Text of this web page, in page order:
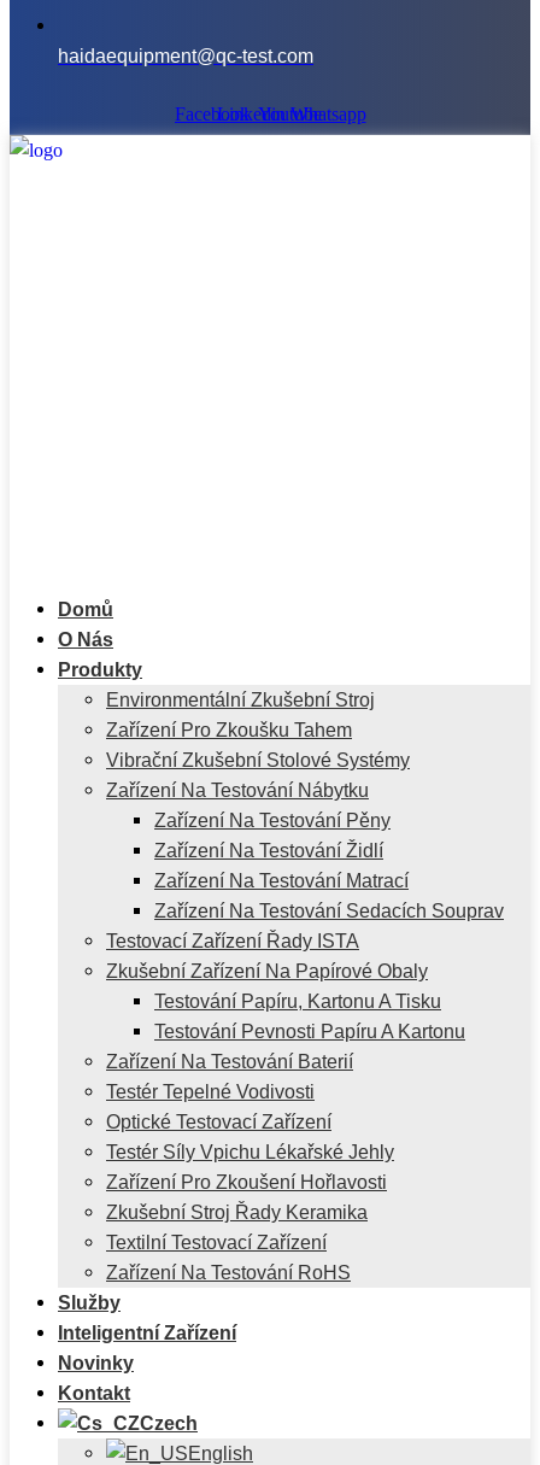
haidaequipment@qc-test.com
FacebookLinkedinYoutubeWhatsapp
Domů
O Nás
Produkty
Environmentální Zkušební Stroj
Zařízení Pro Zkoušku Tahem
Vibrační Zkušební Stolové Systémy
Zařízení Na Testování Nábytku
Zařízení Na Testování Pěny
Zařízení Na Testování Židlí
Zařízení Na Testování Matrací
Zařízení Na Testování Sedacích Souprav
Testovací Zařízení Řady ISTA
Zkušební Zařízení Na Papírové Obaly
Testování Papíru, Kartonu A Tisku
Testování Pevnosti Papíru A Kartonu
Zařízení Na Testování Baterií
Testér Tepelné Vodivosti
Optické Testovací Zařízení
Testér Síly Vpichu Lékařské Jehly
Zařízení Pro Zkoušení Hořlavosti
Zkušební Stroj Řady Keramika
Textilní Testovací Zařízení
Zařízení Na Testování RoHS
Služby
Inteligentní Zařízení
Novinky
Kontakt
Czech
English